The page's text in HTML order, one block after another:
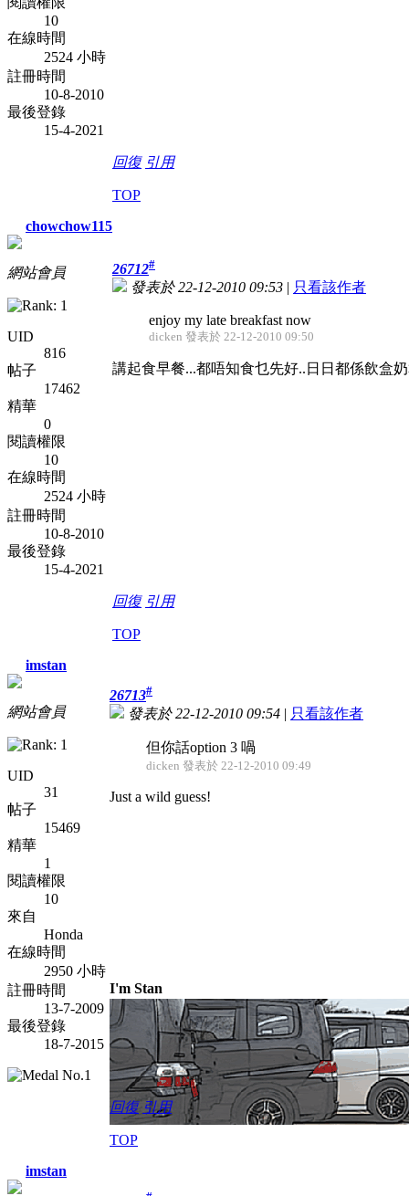
10
在線時間
2524 小時
註冊時間
10-8-2010
最後登錄
15-4-2021
回復 引用
TOP
chowchow115
網站會員
UID
816
帖子
17462
精華
0
閱讀權限
10
在線時間
2524 小時
註冊時間
10-8-2010
最後登錄
15-4-2021
26712#
發表於 22-12-2010 09:53 | 只看該作者
enjoy my late breakfast now
dicken 發表於 22-12-2010 09:50
講起食早餐...都唔知食乜先好..日日都係飲盒
回復 引用
TOP
imstan
網站會員
UID
31
帖子
15469
精華
1
閱讀權限
10
來自
Honda
在線時間
2950 小時
註冊時間
13-7-2009
最後登錄
18-7-2015
26713#
發表於 22-12-2010 09:54 | 只看該作者
但你話option 3 喎
dicken 發表於 22-12-2010 09:49
Just a wild guess!
I'm Stan
回復 引用
TOP
imstan